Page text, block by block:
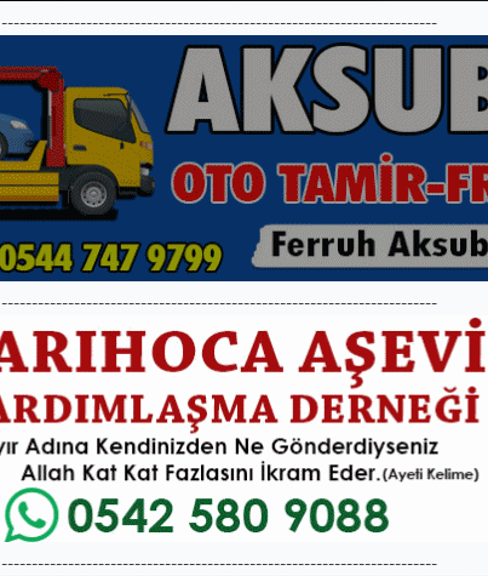
------------------------------------------------------------------------
------------------------------------------------------------------------
------------------------------------------------------------------------